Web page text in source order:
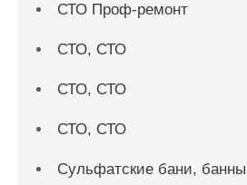
СТО Проф-ремонт
СТО, СТО
СТО, СТО
СТО, СТО
Сульфатские бани,